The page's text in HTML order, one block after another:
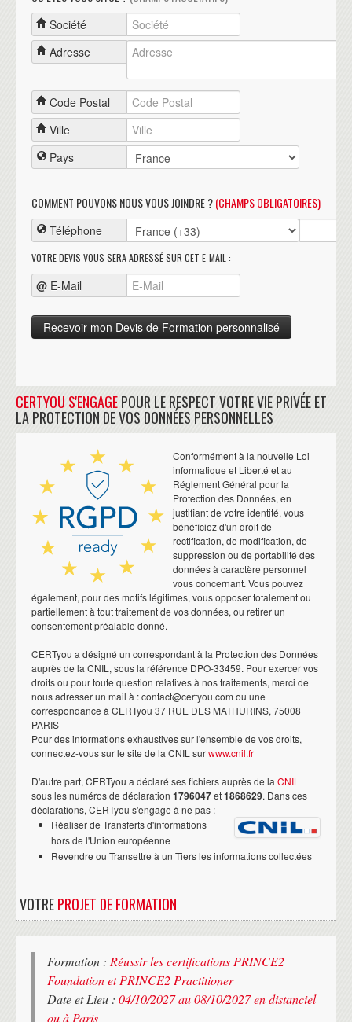
Société
Adresse
Code Postal
Ville
Pays
COMMENT POUVONS NOUS VOUS JOINDRE ?(CHAMPS OBLIGATOIRES)
Téléphone
VOTRE DEVIS VOUS SERA ADRESSÉ SUR CET E-MAIL :
@ E-Mail
CERTYOU S'ENGAGEPOUR LE RESPECT VOTRE VIE PRIVÉE ET
LA PROTECTION DE VOS DONNÉES PERSONNELLES
Conformément à la nouvelle Loi
informatique et Liberté et au
Réglement Général pour la
Protection des Données, en
justifiant de votre identité, vous
bénéficiez d'un droit de
rectification, de modification, de
suppression ou de portabilité des
données à caractère personnel
vous concernant. Vous pouvez
également, pour des motifs légitimes, vous opposer totalement ou
partiellement à tout traitement de vos données, ou retirer un
consentement préalable donné.
CERTyou a désigné un correspondant à la Protection des Données
auprès de la CNIL, sous la référence DPO-33459. Pour exercer vos
droits ou pour toute question relatives à nos traitements, merci de
nous adresser un mail à : contact@certyou.com ou une
correspondance à CERTyou 37 RUE DES MATHURINS, 75008
PARIS
Pour des informations exhaustives sur l'ensemble de vos droits,
connectez-vous sur le site de la CNIL surwww.cnil.fr
D'autre part, CERTyou a déclaré ses fichiers auprès de la CNIL
sous les numéros de déclaration 1796047et1868629. Dans ces
déclarations, CERTyou s'engage à ne pas :
Réaliser de Transferts d'informations
hors de l'Union européenne
Revendre ou Transettre à un Tiers les informations collectées
VOTREPROJET DE FORMATION
Formation : Réussir les certifications PRINCE2
Foundation et PRINCE2 Practitioner
Date et Lieu : 04/10/2027 au 08/10/2027 en distanciel
ou à Paris